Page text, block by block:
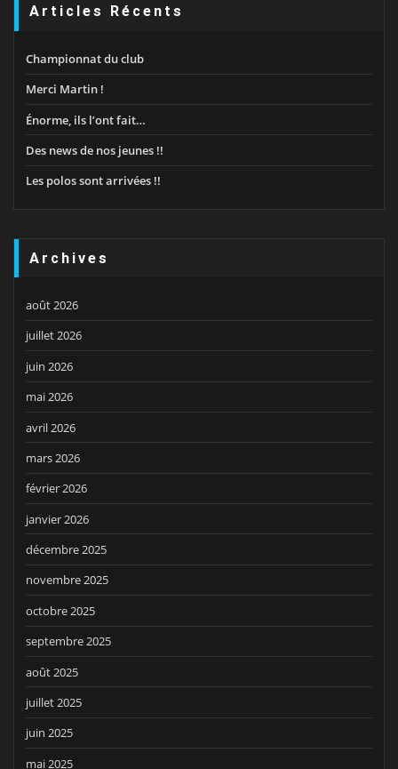
Articles Récents
Championnat du club
Merci Martin !
Énorme, ils l’ont fait…
Des news de nos jeunes !!
Les polos sont arrivées !!
Archives
août 2026
juillet 2026
juin 2026
mai 2026
avril 2026
mars 2026
février 2026
janvier 2026
décembre 2025
novembre 2025
octobre 2025
septembre 2025
août 2025
juillet 2025
juin 2025
mai 2025